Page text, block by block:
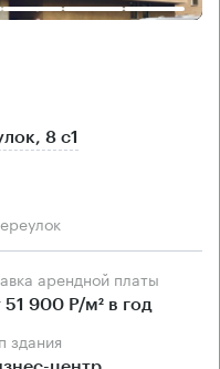
8 с1
арендной платы
51 900 Р/м² в год
здания